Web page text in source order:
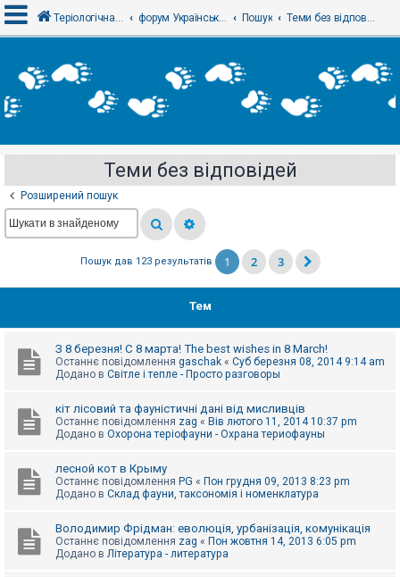
х
і
е
с
т
р
я
е
и
з
е
Теріологічна школа форум Українського теріологічного товариства Пошук Теми без відповідей
Теми без відповідей
Розширений пошук
Пошук дав 123 результатів 1 2 3
Тем
З 8 березня! С 8 марта! The best wishes in 8 March!
Останнє повідомлення gaschak « Суб березня 08, 2014 9:14 am
Додано в Світле і тепле - Просто разговоры
кіт лісовий та фауністичні дані від мисливців
Останнє повідомлення zag « Вів лютого 11, 2014 10:37 pm
Додано в Охорона теріофауни - Охрана териофауны
лесной кот в Крыму
Останнє повідомлення PG « Пон грудня 09, 2013 8:23 pm
Додано в Склад фауни, таксономія і номенклатура
Володимир Фрідман: еволюція, урбанізація, комунікація
Останнє повідомлення zag « Пон жовтня 14, 2013 6:05 pm
Додано в Література - литература